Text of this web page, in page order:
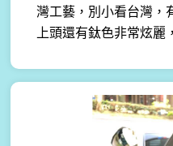
灣工藝，別小看台灣，
上頭還有鈦色非常炫麗